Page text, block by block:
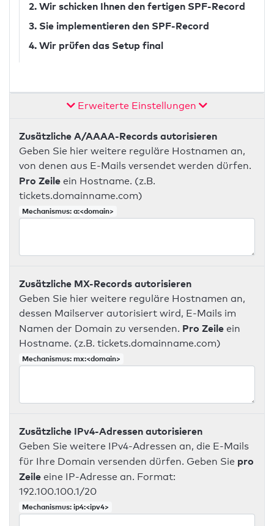
2. Wir schicken Ihnen den fertigen SPF-Record
3. Sie implementieren den SPF-Record
4. Wir prüfen das Setup final
Erweiterte Einstellungen
Zusätzliche A/AAAA-Records autorisieren
Geben Sie hier weitere reguläre Hostnamen an,
von denen aus E-Mails versendet werden dürfen.
Pro Zeile ein Hostname. (z.B.
tickets.domainname.com)
Mechanismus: a:<domain>
Zusätzliche MX-Records autorisieren
Geben Sie hier weitere reguläre Hostnamen an,
dessen Mailserver autorisiert wird, E-Mails im
Namen der Domain zu versenden. Pro Zeile ein
Hostname. (z.B. tickets.domainname.com)
Mechanismus: mx:<domain>
Zusätzliche IPv4-Adressen autorisieren
Geben Sie weitere IPv4-Adressen an, die E-Mails
für Ihre Domain versenden dürfen. Geben Sie pro
Zeile eine IP-Adresse an. Format:
192.100.100.1/20
Mechanismus: ip4:<ipv4>